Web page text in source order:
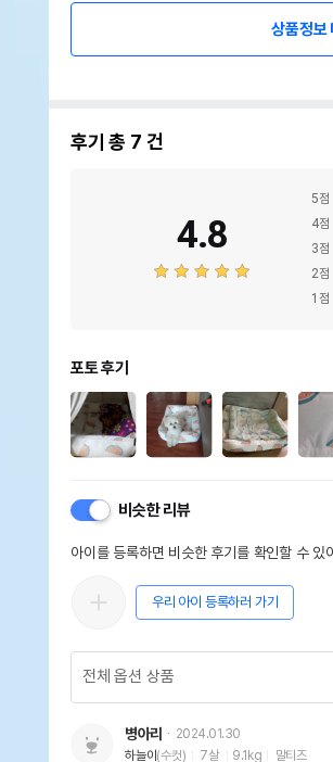
상품정보
후기 총 7 건
4.8
5점
4점
3점
2점
1 점
포토 후기
비슷한 리뷰
아이를 등록하면 비슷한 후기를 확인할 수 있
우리 아이 등록하러 가기
병아리
2024.01.30
하늘이(수컷) 7살 9.1kg 말티즈